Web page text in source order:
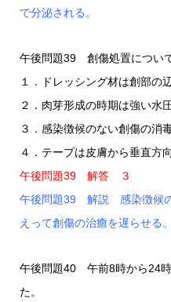
で分泌される。
午後問題39 創傷処置につい
１．ドレッシング材は創部の
２．肉芽形成の時期は強い水
３．感染徴候のない創傷の消
４．テープは皮膚から垂直方
午後問題39 解答 ３
午後問題39 解説 感染徴候
えって創傷の治癒を遅らせる。
午後問題40 午前8時から24
た。